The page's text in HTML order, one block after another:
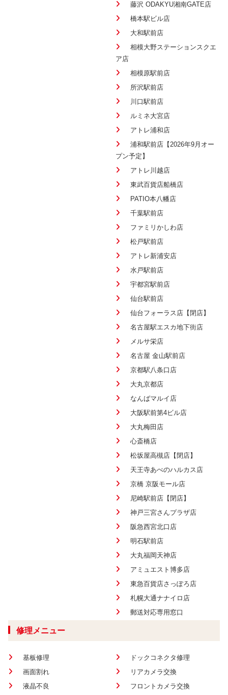
藤沢 ODAKYU湘南GATE店
橋本駅ビル店
大和駅前店
相模大野ステーションスクエ
ア店
相模原駅前店
所沢駅前店
川口駅前店
ルミネ大宮店
アトレ浦和店
浦和駅前店【2026年9月オー
プン予定】
アトレ川越店
東武百貨店船橋店
PATIO本八幡店
千葉駅前店
ファミリかしわ店
松戸駅前店
アトレ新浦安店
水戸駅前店
宇都宮駅前店
仙台駅前店
仙台フォーラス店【閉店】
名古屋駅エスカ地下街店
メルサ栄店
名古屋 金山駅前店
京都駅八条口店
大丸京都店
なんばマルイ店
大阪駅前第4ビル店
大丸梅田店
心斎橋店
松坂屋高槻店【閉店】
天王寺あべのハルカス店
京橋 京阪モール店
尼崎駅前店【閉店】
神戸三宮さんプラザ店
阪急西宮北口店
明石駅前店
大丸福岡天神店
アミュエスト博多店
東急百貨店さっぽろ店
札幌大通ナナイロ店
郵送対応専用窓口
修理メニュー
基板修理
画面割れ
液晶不良
ドックコネクタ修理
リアカメラ交換
フロントカメラ交換